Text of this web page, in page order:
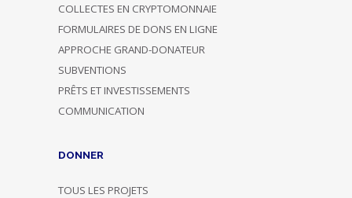
COLLECTES EN CRYPTOMONNAIE
FORMULAIRES DE DONS EN LIGNE
APPROCHE GRAND-DONATEUR
SUBVENTIONS
PRÊTS ET INVESTISSEMENTS
COMMUNICATION
DONNER
TOUS LES PROJETS